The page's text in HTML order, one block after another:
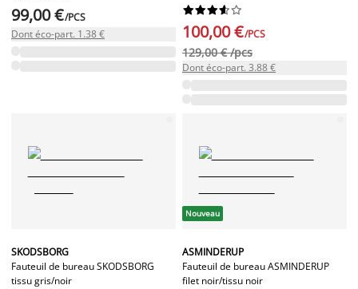
99,00 €/PCS
Dont éco-part. 1.38 €






100,00 €/PCS
129,00 € /pcs
Dont éco-part. 3.88 €
SKODSBORG
Fauteuil de bureau SKODSBORG
tissu gris/noir
Nouveau
ASMINDERUP
Fauteuil de bureau ASMINDERUP
filet noir/tissu noir